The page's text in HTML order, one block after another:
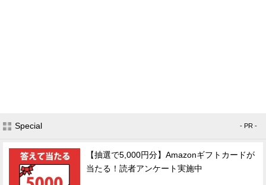
Special - PR -
【抽選で5,000円分】Amazonギフトカードが
当たる！読者アンケート実施中